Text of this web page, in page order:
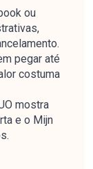
ou
pegar até
costuma
mostra
e o Mijn